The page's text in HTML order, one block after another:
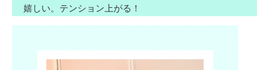
嬉しい。テンション上がる！